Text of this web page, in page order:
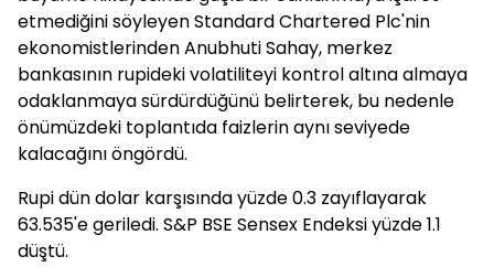
etmediğini söyleyen Standard Chartered Plc'nin
ekonomistlerinden Anubhuti Sahay, merkez
bankasının rupideki volatiliteyi kontrol altına almaya
odaklanmaya sürdürdüğünü belirterek, bu nedenle
önümüzdeki toplantıda faizlerin aynı seviyede
kalacağını öngördü.
Rupi dün dolar karşısında yüzde 0.3 zayıflayarak
63.535'e geriledi. S&P BSE Sensex Endeksi yüzde 1.1
düştü.